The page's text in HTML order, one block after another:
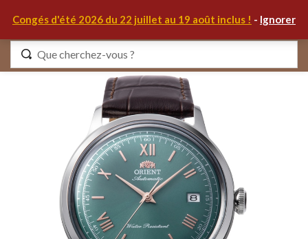
Congés d'été 2026 du 22 juillet au 19 août inclus ! - Ignorer
Identifiez-vous
Se souvenir de moi Mot de passe oublié ?
S'IDENTIFIER